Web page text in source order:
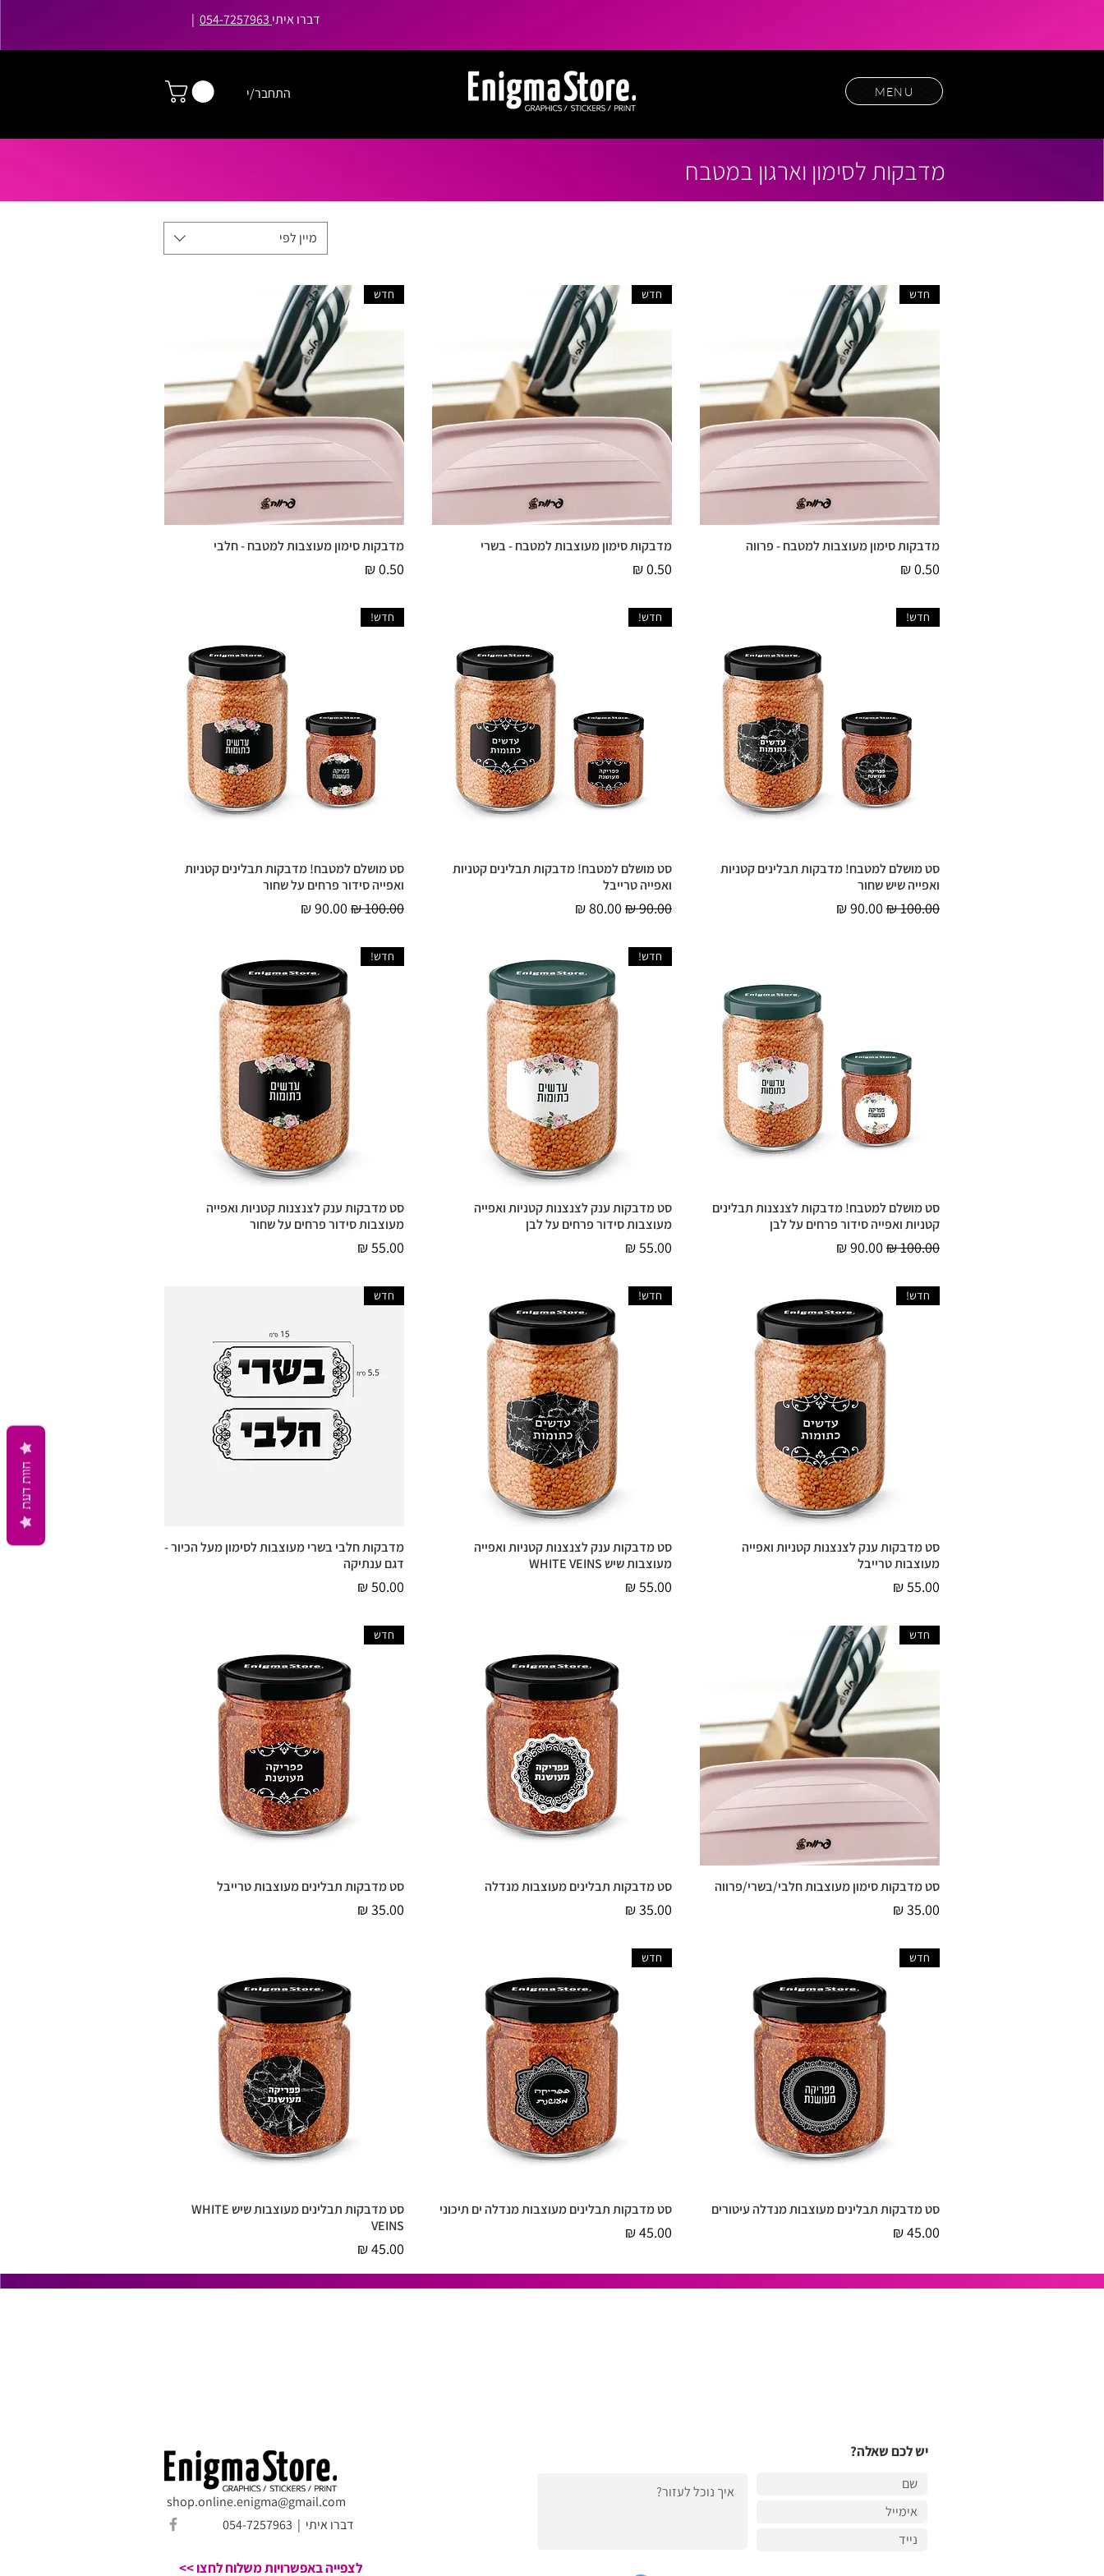
| 054-7257963
התחבר/י MENU
מדבקות לסימון וארגון במטבח
מיין לפי
תצוגה מהירה
חדש
מדבקות סימון מעוצבות למטבח - פרווה
מחיר
תצוגה מהירה
חדש
מדבקות סימון מעוצבות למטבח - בשרי
מחיר
תצוגה מהירה
חדש
מדבקות סימון מעוצבות למטבח - חלבי
מחיר
תצוגה מהירה
חדש!
סט מושלם למטבח! מדבקות תבלינים קטניות
ואפייה שיש שחור
מחיר רגיל מחיר מבצע
תצוגה מהירה
חדש!
סט מושלם למטבח! מדבקות תבלינים קטניות
ואפייה טרייבל
מחיר רגילמחיר מבצע
תצוגה מהירה
חדש!
סט מושלם למטבח! מדבקות תבלינים קטניות
ואפייה סידור פרחים על שחור
מחיר רגיל מחיר מבצע
תצוגה מהירה
סט מושלם למטבח! מדבקות לצנצנות תבלינים
קטניות ואפייה סידור פרחים על לבן
מחיר רגיל מחיר מבצע
תצוגה מהירה
חדש!
סט מדבקות ענק לצנצנות קטניות ואפייה
מעוצבות סידור פרחים על לבן
מחיר
תצוגה מהירה
חדש!
סט מדבקות ענק לצנצנות קטניות ואפייה
מעוצבות סידור פרחים על שחור
מחיר
תצוגה מהירה
חדש!
סט מדבקות ענק לצנצנות קטניות ואפייה
מעוצבות טרייבל
מחיר
תצוגה מהירה
חדש!
סט מדבקות ענק לצנצנות קטניות ואפייה
מעוצבות שיש WHITE VEINS
מחיר
תצוגה מהירה
חדש
מדבקות חלבי בשרי מעוצבות לסימון מעל הכיור -
דגם ענתיקה
מחיר
תצוגה מהירה
חדש
סט מדבקות סימון מעוצבות חלבי/בשרי/פרווה
מחיר
תצוגה מהירה
סט מדבקות תבלינים מעוצבות מנדלה
מחיר
תצוגה מהירה
חדש
סט מדבקות תבלינים מעוצבות טרייבל
מחיר
תצוגה מהירה
חדש
סט מדבקות תבלינים מעוצבות מנדלה עיטורים
מחיר
תצוגה מהירה
חדש
סט מדבקות תבלינים מעוצבות מנדלה ים תיכוני
מחיר
תצוגה מהירה
סט מדבקות תבלינים מעוצבות שיש WHITE
VEINS
מחיר
shop.online.enigma@gmail.com
054-7257963 | דברו איתי
לצפייה באפשרויות משלוח לחצו >>
יש לכם שאלה?
חוות דעת